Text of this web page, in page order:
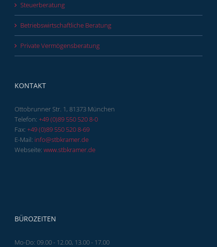
Steuerberatung
Betriebswirtschaftliche Beratung
Private Vermögensberatung
KONTAKT
Ottobrunner Str. 1, 81373 München
Telefon: +49 (0)89 550 520 8-0
Fax: +49 (0)89 550 520 8-69
E-Mail: info@stbkramer.de
Webseite: www.stbkramer.de
BÜROZEITEN
Mo-Do: 09.00 - 12.00, 13.00 - 17.00